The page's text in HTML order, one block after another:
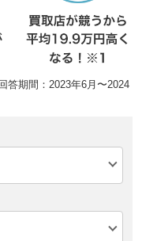
答期間：2023年6月〜2024